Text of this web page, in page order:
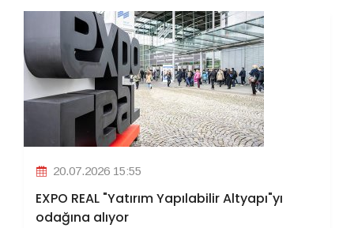
20.07.2026 15:55
EXPO REAL "Yatırım Yapılabilir Altyapı"yı
odağına alıyor